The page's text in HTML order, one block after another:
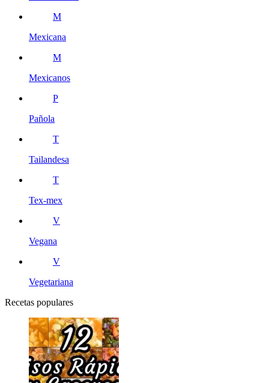
M
Mexicana
M
Mexicanos
P
Pañola
T
Tailandesa
T
Tex-mex
V
Vegana
V
Vegetariana
Recetas populares